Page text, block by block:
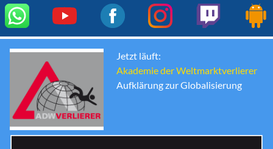
Jetzt läuft:
Akademie der Weltmarktverlierer
Aufklärung zur Globalisierung